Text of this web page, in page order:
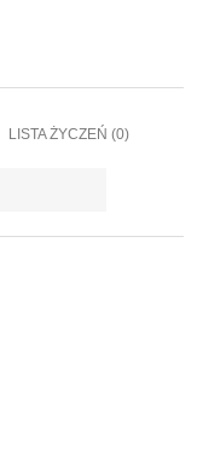
LISTA ŻYCZEŃ (0)